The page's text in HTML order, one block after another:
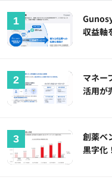
収益軸
マネー
活用が
創薬ベ
黒字化